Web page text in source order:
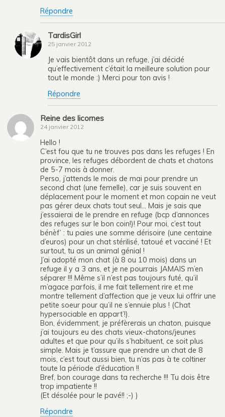
Répondre
TardisGirl
25 janvier 2012
Je vais bientôt dans un refuge, j’ai décidé
qu’effectivement c’était la meilleure solution pour
tout le monde :) Merci pour ton avis !
Répondre
Reine des licornes
24 janvier 2012
Hello !
C’est fou que tu ne trouves pas dans les refuges ! En
province, les refuges débordent de chats et chatons
de 5-7 mois à donner.
Perso, j’attends le mois de mai pour prendre un
second chat (une femelle), car je suis souvent en
déplacement pour le moment et mon copain ne veut
pas gérer deux chats tout seul… Mais je sais que
j’essaierai de le prendre en refuge (bcp d’annonces
des refuges sur le bon coin!)! Pour moi, c’est tout
bénèf’ : tu paies une somme dérisoire (une centaine
d’euros) pour un chat stérilisé, tatoué et vacciné ! Et
surtout, tu as un animal génial !
J’ai adopté mon chat (à 8 ou 10 mois) dans un
refuge il y a 3 ans, et je ne pourrais JAMAIS m’en
séparer !!! Même s’il n’est pas toujours futé, qu’il
m’agace parfois, il me fait tellement rire et me
montre tellement d’affection que je veux lui offrir une
petite soeur pour qu’il ne s’ennuie plus ! (Chat
hypersociable en appart’!).
Bon, évidemment, je préfèrerais un chaton, puisque
j’ai toujours eu des chats vieux-chatons/jeunes
adultes et que pour qu’ils s’habituent, ce soit plus
simple. Mais je t’assure que prendre un chat de 8
mois, c’est tout aussi bien, tu n’as pas à te coltiner
toute la période d’éducation !!
Bref, bon courage dans ta recherche !!! Tu dois être
trop impatiente !!
(Et désolée pour le pavé!! ;-) )
Répondre